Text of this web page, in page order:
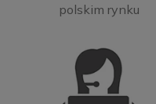
polskim rynku